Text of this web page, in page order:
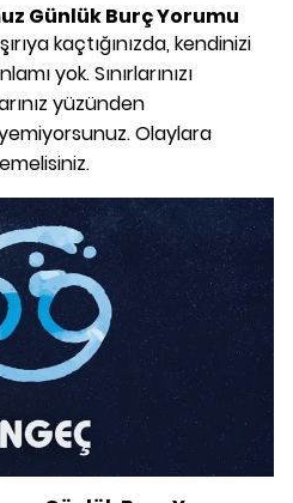
Günlük Burç Yorumu
kaçtığınızda, kendinizi
yok. Sınırlarınızı
yüzünden
Olaylara